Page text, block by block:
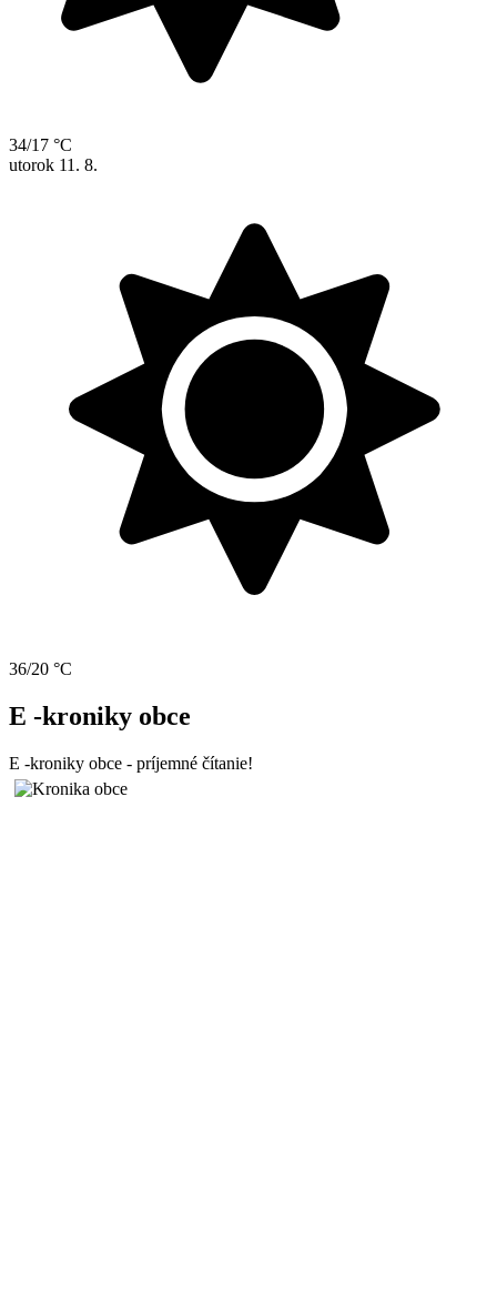
34/17 °C
utorok 11. 8.
36/20 °C
E -kroniky obce
E -kroniky obce - príjemné čítanie!